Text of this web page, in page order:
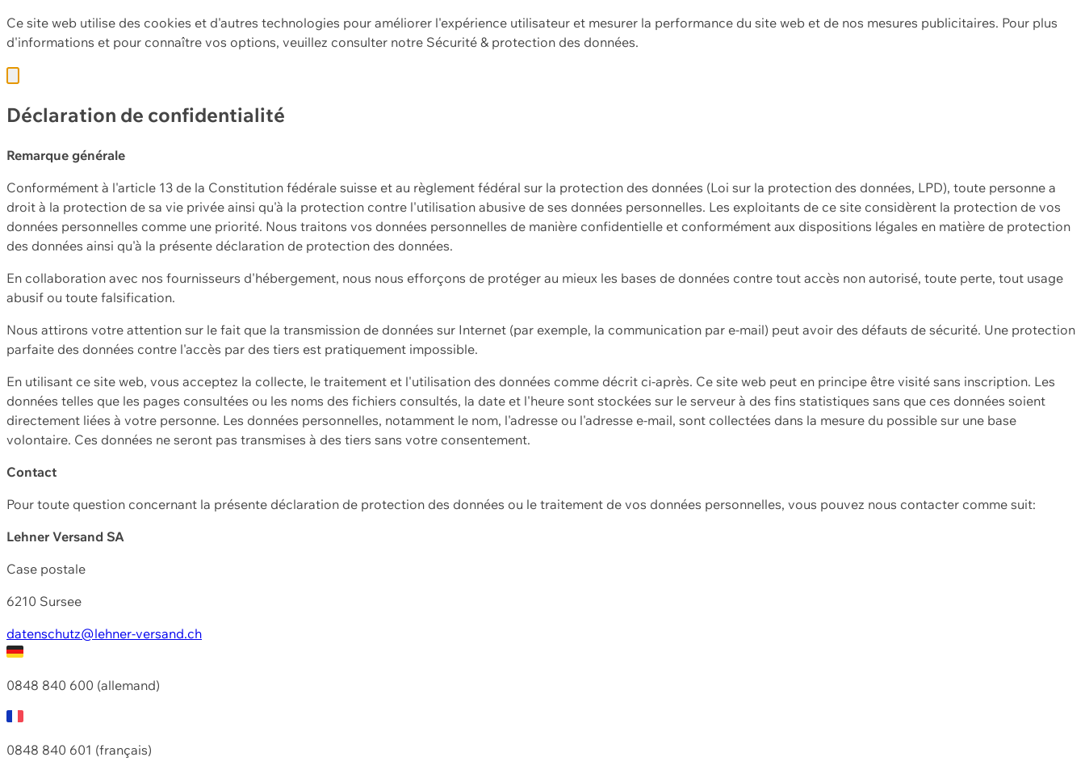
Ce site web utilise des cookies et d'autres technologies pour améliorer l'expérience utilisateur et mesurer la performance du site web et de nos mesures publicitaires. Pour plus
d'informations et pour connaître vos options, veuillez consulter notre Sécurité & protection des données.
Déclaration de confidentialité
Remarque générale
Conformément à l'article 13 de la Constitution fédérale suisse et au règlement fédéral sur la protection des données (Loi sur la protection des données, LPD), toute personne a
droit à la protection de sa vie privée ainsi qu'à la protection contre l'utilisation abusive de ses données personnelles. Les exploitants de ce site considèrent la protection de vos
données personnelles comme une priorité. Nous traitons vos données personnelles de manière confidentielle et conformément aux dispositions légales en matière de protection
des données ainsi qu'à la présente déclaration de protection des données.
En collaboration avec nos fournisseurs d'hébergement, nous nous efforçons de protéger au mieux les bases de données contre tout accès non autorisé, toute perte, tout usage
abusif ou toute falsification.
Nous attirons votre attention sur le fait que la transmission de données sur Internet (par exemple, la communication par e-mail) peut avoir des défauts de sécurité. Une protection
parfaite des données contre l'accès par des tiers est pratiquement impossible.
En utilisant ce site web, vous acceptez la collecte, le traitement et l'utilisation des données comme décrit ci-après. Ce site web peut en principe être visité sans inscription. Les
données telles que les pages consultées ou les noms des fichiers consultés, la date et l'heure sont stockées sur le serveur à des fins statistiques sans que ces données soient
directement liées à votre personne. Les données personnelles, notamment le nom, l'adresse ou l'adresse e-mail, sont collectées dans la mesure du possible sur une base
volontaire. Ces données ne seront pas transmises à des tiers sans votre consentement.
Contact
Pour toute question concernant la présente déclaration de protection des données ou le traitement de vos données personnelles, vous pouvez nous contacter comme suit:
Lehner Versand SA
Case postale
6210 Sursee
datenschutz@lehner-versand.ch
0848 840 600 (allemand)
0848 840 601 (français)